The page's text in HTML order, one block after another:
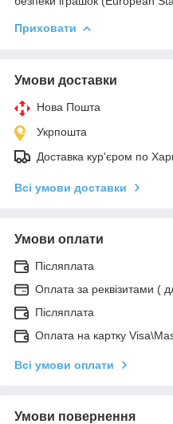
Приховати
Умови доставки
Нова Пошта
Укрпошта
Доставка кур'єром по
Всі умови доставки
Умови оплати
Післяплата
Оплата за реквізитами (
Післяплата
Оплата на картку
Всі умови оплати
Умови повернення